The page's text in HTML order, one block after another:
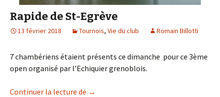
Rapide de St-Egrève
13 février 2018 Tournois, Vie du club Romain Billotti
7 chambériens étaient présents ce dimanche pour ce 3ème
open organisé par l’Echiquier grenoblois.
Continuer la lecture de Rapide de St-Egrève
→